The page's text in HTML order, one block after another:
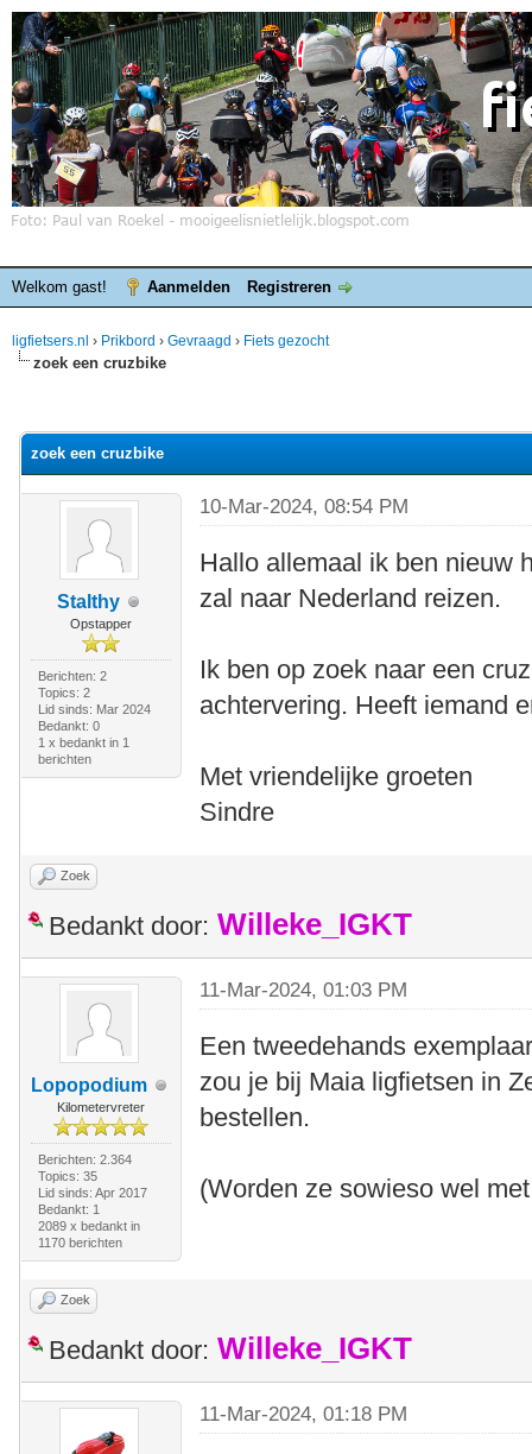
Welkom gast! Aanmelden Registreren
ligfietsers.nl › Prikbord › Gevraagd › Fiets gezocht
zoek een cruzbike
zoek een cruzbike
Stalthy
Opstapper
Berichten: 2
Topics: 2
Lid sinds: Mar 2024
Bedankt: 0
1 x bedankt in 1
berichten
10-Mar-2024, 08:54 PM
Hallo allemaal ik ben nieuw
zal naar Nederland reizen.
Ik ben op zoek naar een
achtervering. Heeft iemand
Met vriendelijke groeten
Sindre
Zoek
Bedankt door: Willeke_IGKT
Lopopodium
Kilometervreter
Berichten: 2.364
Topics: 35
Lid sinds: Apr 2017
Bedankt: 1
2089 x bedankt in
1170 berichten
11-Mar-2024, 01:03 PM
Een tweedehands
zou je bij Maia ligfietsen in
bestellen.
(Worden ze sowieso wel
Zoek
Bedankt door: Willeke_IGKT
11-Mar-2024, 01:18 PM